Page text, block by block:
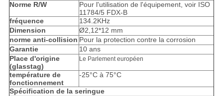
Norme R/W
Pour l'utilisation de l'équipement, voir ISO
11784/5 FDX-B
fréquence
134.2KHz
Dimension
Ø2,12*12 mm
norme anti-collision Pour la protection contre la corrosion
Garantie
10 ans
Place d'origine
(glasstag)
Le Parlement européen
température de
fonctionnement
-25°C à 75°C
Spécification de la seringue